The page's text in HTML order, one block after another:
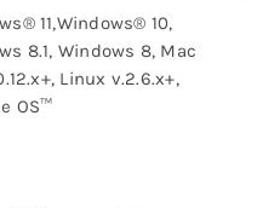
11,Windows® 10,
8.1, Windows 8, Mac
Linux v.2.6.x+,
OS™